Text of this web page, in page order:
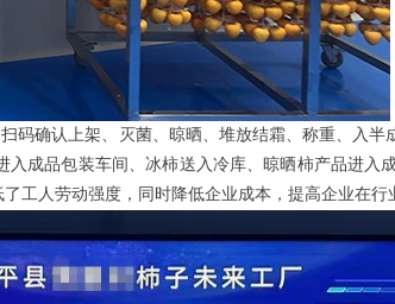
码确认上架、灭菌、晾晒、堆放结霜、称重、入半
成品包装车间、冰柿送入冷库、晾晒柿产品进入
工人劳动强度，同时降低企业成本，提高企业在行